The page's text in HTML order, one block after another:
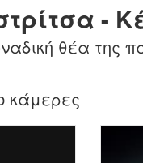
-
θέα της
κάμερες